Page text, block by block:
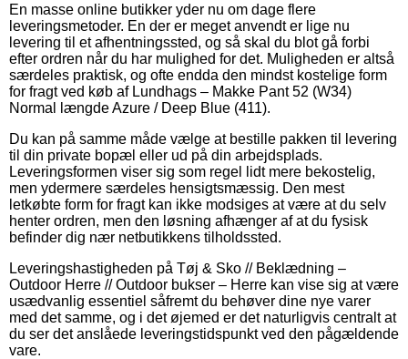
En masse online butikker yder nu om dage flere
leveringsmetoder. En der er meget anvendt er lige nu
levering til et afhentningssted, og så skal du blot gå forbi
efter ordren når du har mulighed for det. Muligheden er altså
særdeles praktisk, og ofte endda den mindst kostelige form
for fragt ved køb af Lundhags – Makke Pant 52 (W34)
Normal længde Azure / Deep Blue (411).
Du kan på samme måde vælge at bestille pakken til levering
til din private bopæl eller ud på din arbejdsplads.
Leveringsformen viser sig som regel lidt mere bekostelig,
men ydermere særdeles hensigtsmæssig. Den mest
letkøbte form for fragt kan ikke modsiges at være at du selv
henter ordren, men den løsning afhænger af at du fysisk
befinder dig nær netbutikkens tilholdssted.
Leveringshastigheden på Tøj & Sko // Beklædning –
Outdoor Herre // Outdoor bukser – Herre kan vise sig at være
usædvanlig essentiel såfremt du behøver dine nye varer
med det samme, og i det øjemed er det naturligvis centralt at
du ser det anslåede leveringstidspunkt ved den pågældende
vare.